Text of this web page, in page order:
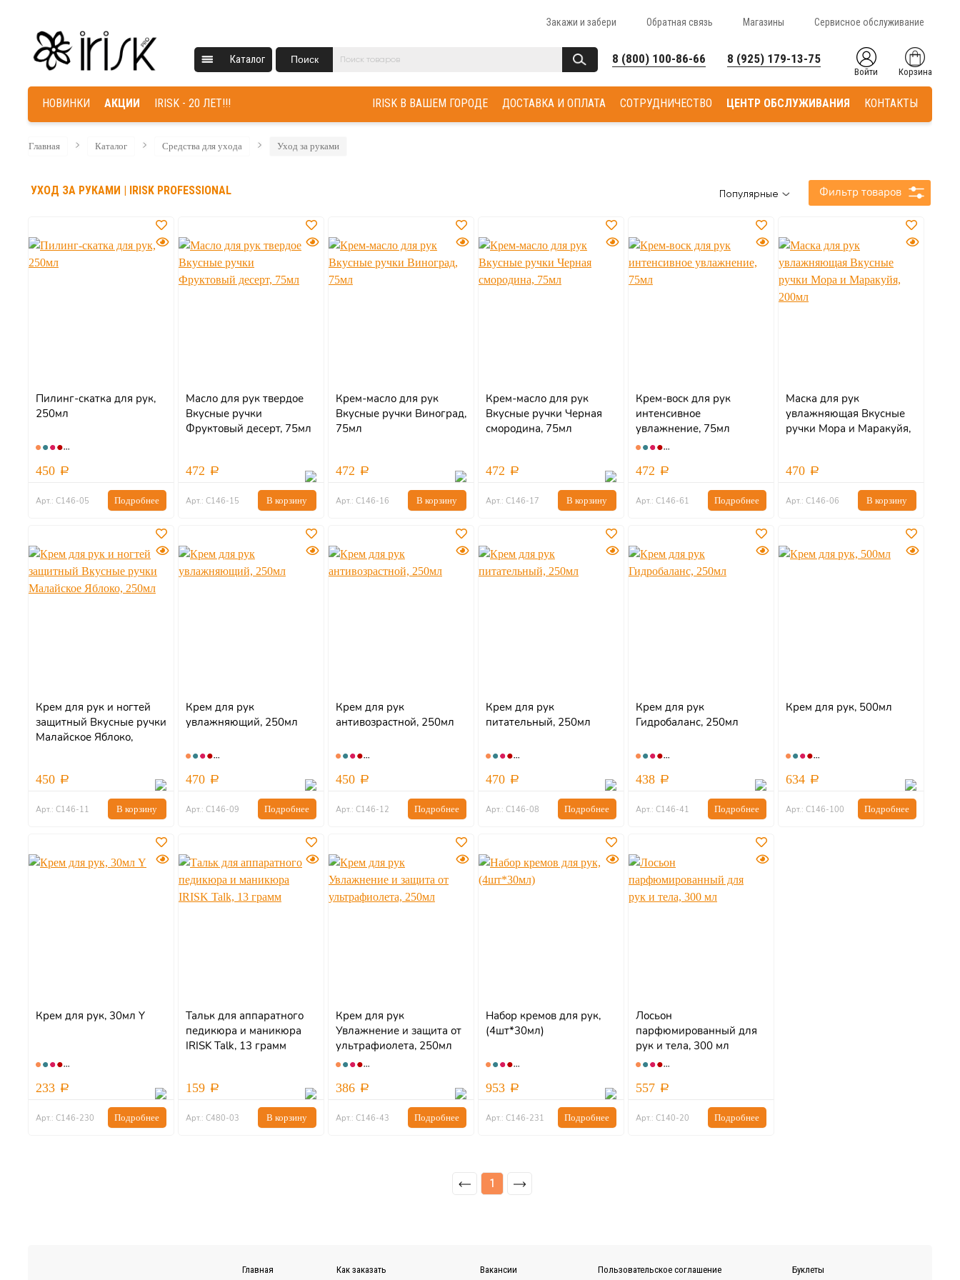
Закажи и забери Обратная связь Магазины Сервисное обслуживание
Каталог Поиск 8 (800) 100-86-66 8 (925) 179-13-75
Войти Корзина
НОВИНКИ АКЦИИ IRISK - 20 ЛЕТ!!! КОНТАКТЫ
ЦЕНТР ОБСЛУЖИВАНИЯ
СОТРУДНИЧЕСТВО
ДОСТАВКА И ОПЛАТА
IRISK В ВАШЕМ ГОРОДЕ
Главная Каталог Средства для ухода Уход за руками
УХОД ЗА РУКАМИ | IRISK PROFESSIONAL Популярные Фильтр товаров
Пилинг-скатка для рук,
250мл
450
Арт.: С146-05 Подробнее
Масло для рук твердое
Вкусные ручки
Фруктовый десерт, 75мл
472
Арт.: С146-15 В корзину
Крем-масло для рук
Вкусные ручки Виноград,
75мл
472
Арт.: С146-16 В корзину
Крем-масло для рук
Вкусные ручки Черная
смородина, 75мл
472
Арт.: С146-17 В корзину
Крем-воск для рук
интенсивное
увлажнение, 75мл
472
Арт.: С146-61 Подробнее
Маска для рук
увлажняющая Вкусные
ручки Мора и Маракуйя,
470
Арт.: С146-06 В корзину
Крем для рук и ногтей
защитный Вкусные ручки
Малайское Яблоко,
450
Арт.: С146-11 В корзину
Крем для рук
увлажняющий, 250мл
470
Арт.: С146-09 Подробнее
Крем для рук
антивозрастной, 250мл
450
Арт.: С146-12 Подробнее
Крем для рук
питательный, 250мл
470
Арт.: С146-08 Подробнее
Крем для рук
Гидробаланс, 250мл
438
Арт.: С146-41 Подробнее
Крем для рук, 500мл
634
Арт.: С146-100 Подробнее
Крем для рук, 30мл Y
233
Арт.: С146-230 Подробнее
Тальк для аппаратного
педикюра и маникюра
IRISK Talk, 13 грамм
159
Арт.: С480-03 В корзину
Крем для рук
Увлажнение и защита от
ультрафиолета, 250мл
386
Арт.: С146-43 Подробнее
Набор кремов для рук,
(4шт*30мл)
953
Арт.: С146-231 Подробнее
Лосьон
парфюмированный для
рук и тела, 300 мл
557
Арт.: С140-20 Подробнее
1
Главная Как заказать Вакансии Пользовательское соглашение Буклеты